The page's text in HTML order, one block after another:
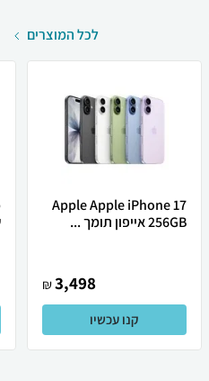
לכל המוצרים
Apple Apple iPhone 17
256GB אייפון תומך ...
3,498
₪
קנו עכשיו